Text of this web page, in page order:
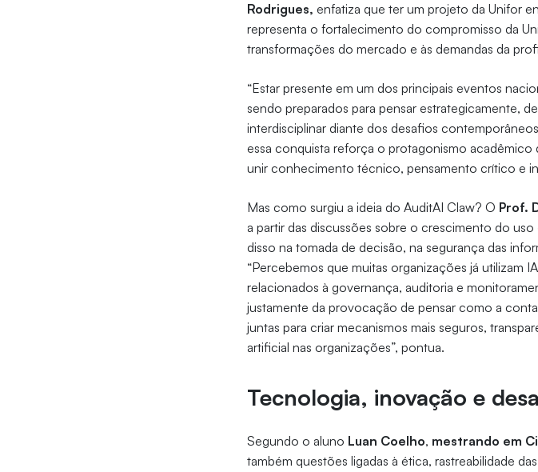
Rodrigues, enfatiza que ter um projeto da Unifor
representa o fortalecimento do compromisso da
transformações do mercado e às demandas da
“Estar presente em um dos principais eventos
sendo preparados para pensar estrategicamente,
interdisciplinar diante dos desafios
essa conquista reforça o protagonismo
unir conhecimento técnico, pensamento crítico e
Mas como surgiu a ideia do AuditAI Claw? O Prof.
a partir das discussões sobre o crescimento do
disso na tomada de decisão, na segurança das
“Percebemos que muitas organizações já utilizam
relacionados à governança, auditoria e
justamente da provocação de pensar como a
juntas para criar mecanismos mais seguros,
artificial nas organizações”, pontua.
Tecnologia, inovação e
Segundo o aluno Luan Coelho, mestrando em
também questões ligadas à ética, rastreabilidade